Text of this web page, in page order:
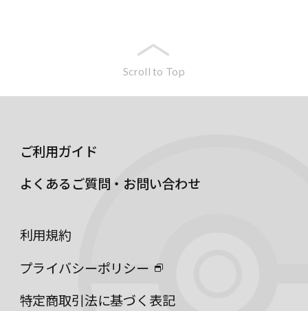
Scroll to Top
ご利用ガイド
よくあるご質問・お問い合わせ
利用規約
プライバシーポリシー
特定商取引法に基づく表記